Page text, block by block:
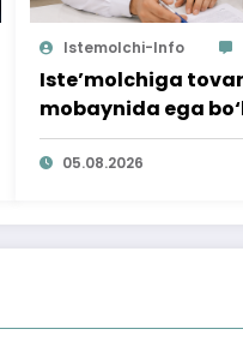
Istemolchi-Info
Iste’molchiga
mobaynida ega
ta’minlab berildi
05.08.2026